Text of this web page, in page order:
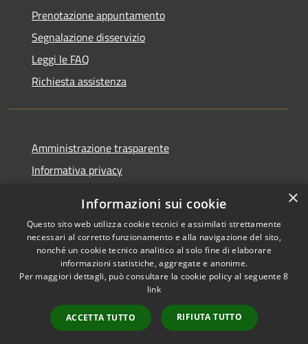
Prenotazione appuntamento
Segnalazione disservizio
Leggi le FAQ
Richiesta assistenza
Amministrazione trasparente
Informativa privacy
Dichiarazione di accessibilità
RSS
Copyright © 2026 • Comune di
Municipium•
Accesso
redazione
×
Informazioni sui cookie
Questo sito web utilizza cookie tecnici e assimilati strettamente
necessari al corretto funzionamento e alla navigazione del sito,
nonché un cookie tecnico analitico al solo fine di elaborare
informazioni statistiche, aggregate e anonime.
Per maggiori dettagli, può consultare la cookie policy al seguente8
link
ACCETTA TUTTO RIFIUTA TUTTO